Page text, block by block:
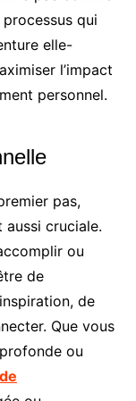
processus qui
elle-
l’impact
personnel.
pas,
cruciale.
ou
de
de
Que vous
ou